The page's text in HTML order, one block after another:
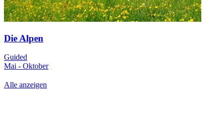
Die Alpen
Guided
Mai - Oktober
Alle anzeigen